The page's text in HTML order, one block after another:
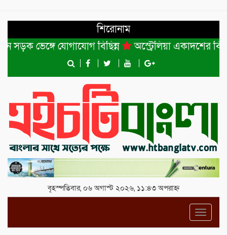
শিরোনাম
ভেঙ্গে যোগাযোগ বিছিন্ন
অস্ট্রেলিয়া একাদশের বিপক্ষে
বৃহস্পতিবার, ০৬ অগাস্ট ২০২৬, ১১:৪৩ অপরাহ্ন